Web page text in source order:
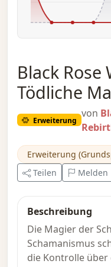
Black Rose
Tödliche
Erweiterung
von
Erweiterung
Teilen
Melden
Beschreibung
Die Magier der
Schamanismus
die Kontrolle über